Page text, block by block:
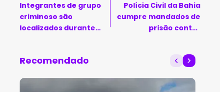
Integrantes de grupo
criminoso são
localizados durante
Polícia Civil da Bahia
cumpre mandados de
prisão contra
Recomendado